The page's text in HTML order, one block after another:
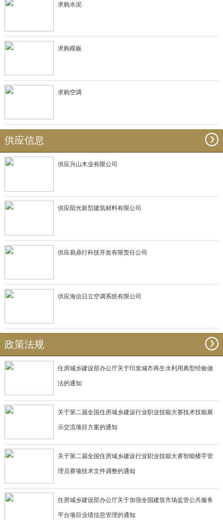
求购水泥
求购模板
求购空调
供应信息
供应兴山木业有限公司
供应阳光新型建筑材料有限公司
供应易鼎行科技开发有限责任公司
供应海信日立空调系统有限公司
政策法规
住房城乡建设部办公厅关于印发城市再生水利用典型经验做
法的通知
关于第二届全国住房城乡建设行业职业技能大赛技术技能展
示交流项目方案的通知
关于第二届全国住房城乡建设行业职业技能大赛智能楼宇管
理员赛项技术文件调整的通知
住房城乡建设部办公厅关于加强全国建筑市场监管公共服务
平台项目业绩信息管理的通知